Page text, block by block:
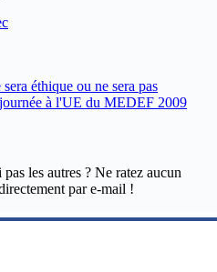
éthique ou ne sera pas
à l'UE du MEDEF 2009
les autres ? Ne ratez aucun
par e-mail !